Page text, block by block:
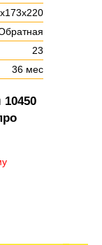
23
36 мес
10450